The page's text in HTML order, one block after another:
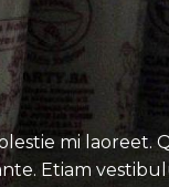
mi laoreet.
Etiam